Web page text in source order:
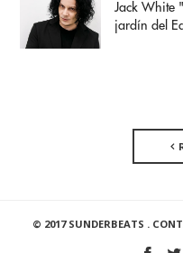
Jack White
jardín del
© 2017 SUNDERBEATS .